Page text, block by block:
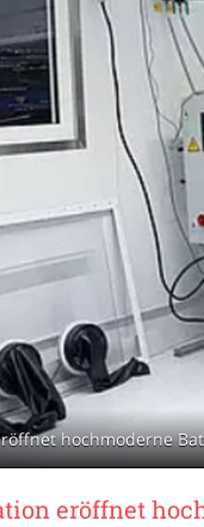
hochmoderne
eröffnet